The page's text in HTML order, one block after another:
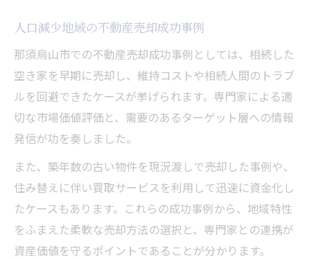
人口減少地域の不動産売却成功事例
那須烏山市での不動産売却成功事例としては、相続した
空き家を早期に売却し、維持コストや相続人間のトラブ
ルを回避できたケースが挙げられます。専門家による適
切な市場価値評価と、需要のあるターゲット層への情報
発信が功を奏しました。
また、築年数の古い物件を現況渡しで売却した事例や、
住み替えに伴い買取サービスを利用して迅速に資金化し
たケースもあります。これらの成功事例から、地域特性
をふまえた柔軟な売却方法の選択と、専門家との連携が
資産価値を守るポイントであることが分かります。